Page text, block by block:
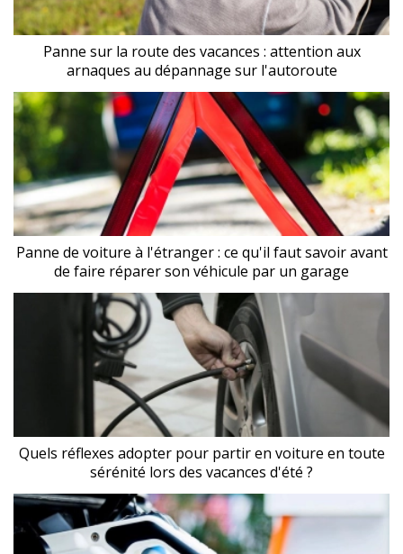
Panne sur la route des vacances : attention aux
arnaques au dépannage sur l'autoroute
Panne de voiture à l'étranger : ce qu'il faut savoir avant
de faire réparer son véhicule par un garage
Quels réflexes adopter pour partir en voiture en toute
sérénité lors des vacances d'été ?